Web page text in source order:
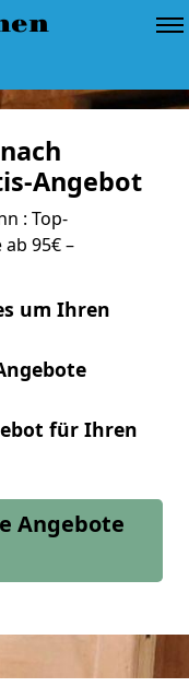
Angebot
: Top-
95€ –
um Ihren
für Ihren
Angebote